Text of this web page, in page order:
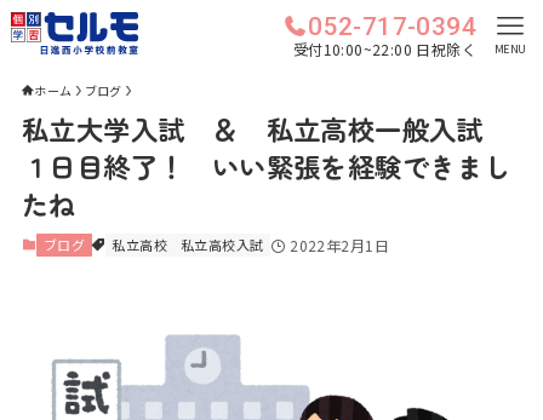
052-717-0394
受付10:00~22:00 日祝除く MENU
ホーム ブログ
私立大学入試 ＆ 私立高校一般入試
１日目終了！ いい緊張を経験できまし
たね
ブログ 私立高校 私立高校入試 2022年2月1日